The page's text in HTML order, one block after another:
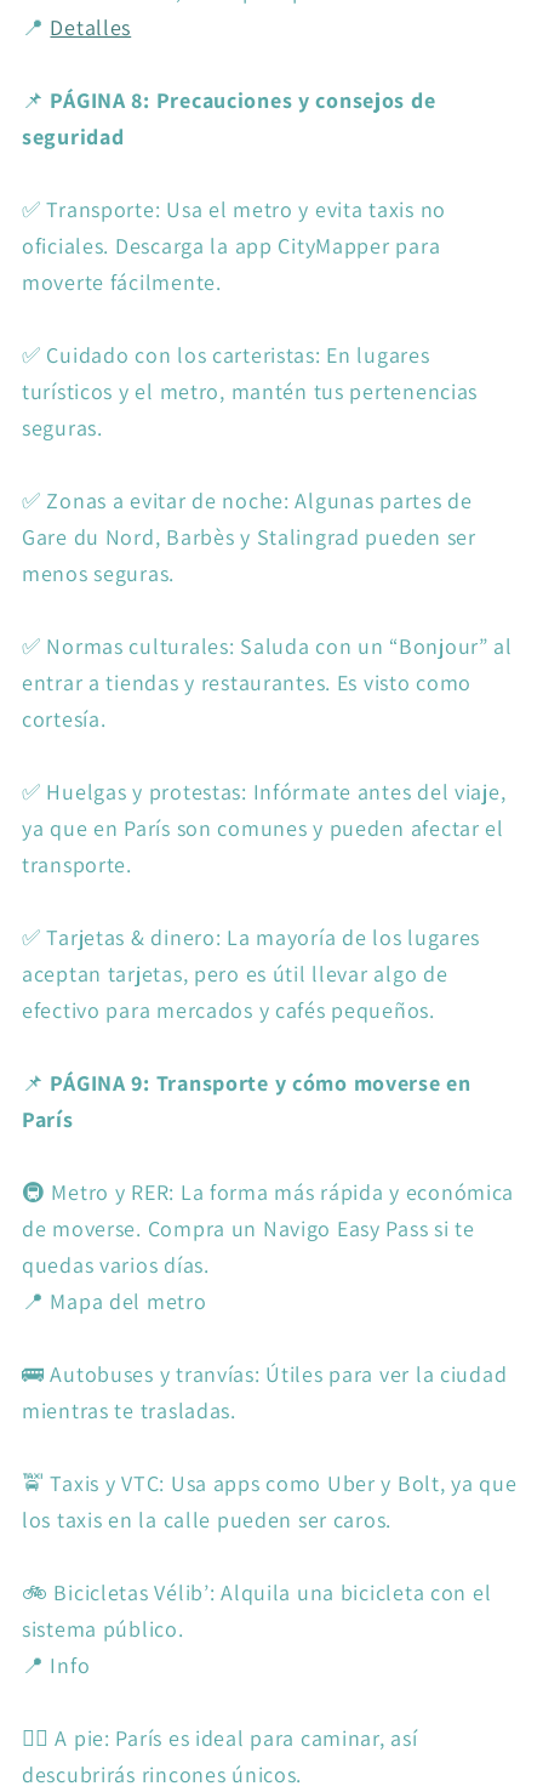
📍 Detalles
📌 PÁGINA 8: Precauciones y consejos de
seguridad
✅ Transporte: Usa el metro y evita taxis no
oficiales. Descarga la app CityMapper para
moverte fácilmente.
✅ Cuidado con los carteristas: En lugares
turísticos y el metro, mantén tus pertenencias
seguras.
✅ Zonas a evitar de noche: Algunas partes de
Gare du Nord, Barbès y Stalingrad pueden ser
menos seguras.
✅ Normas culturales: Saluda con un “Bonjour” al
entrar a tiendas y restaurantes. Es visto como
cortesía.
✅ Huelgas y protestas: Infórmate antes del viaje,
ya que en París son comunes y pueden afectar el
transporte.
✅ Tarjetas & dinero: La mayoría de los lugares
aceptan tarjetas, pero es útil llevar algo de
efectivo para mercados y cafés pequeños.
📌 PÁGINA 9: Transporte y cómo moverse en
París
🚇 Metro y RER: La forma más rápida y económica
de moverse. Compra un Navigo Easy Pass si te
quedas varios días.
📍 Mapa del metro
🚌 Autobuses y tranvías: Útiles para ver la ciudad
mientras te trasladas.
🚖 Taxis y VTC: Usa apps como Uber y Bolt, ya que
los taxis en la calle pueden ser caros.
🚲 Bicicletas Vélib’: Alquila una bicicleta con el
sistema público.
📍 Info
🚶‍♂️ A pie: París es ideal para caminar, así
descubrirás rincones únicos.